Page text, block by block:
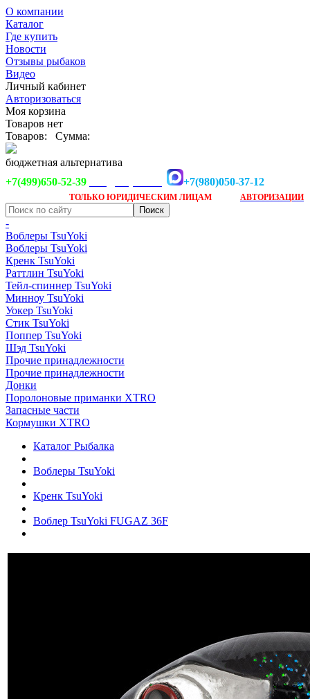
О компании
Каталог
Где купить
Новости
Отзывы рыбаков
Видео
Личный кабинет
Авторизоваться
Моя корзина
Товаров нет
Товаров:
Сумма:
бюджетная альтернатива
+7(499)650-52-39
+7(980)050-37-12
ТОЛЬКО ЮРИДИЧЕСКИМ ЛИЦАМ АВТОРИЗАЦИИ
-
Воблеры TsuYoki
Воблеры TsuYoki
Кренк TsuYoki
Раттлин TsuYoki
Тейл-спиннер TsuYoki
Минноу TsuYoki
Уокер TsuYoki
Стик TsuYoki
Поппер TsuYoki
Шэд TsuYoki
Прочие принадлежности
Прочие принадлежности
Донки
Поролоновые приманки XTRO
Запасные части
Кормушки XTRO
Каталог Рыбалка
Воблеры TsuYoki
Кренк TsuYoki
Воблер TsuYoki FUGAZ 36F